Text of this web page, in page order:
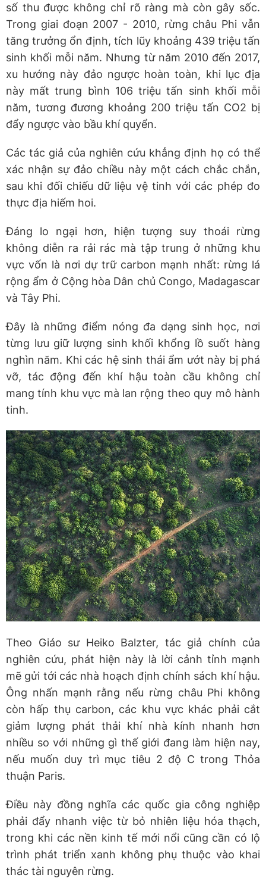
số thu được không chỉ rõ ràng mà còn gây sốc.
Trong giai đoạn 2007 - 2010, rừng châu Phi vẫn
tăng trưởng ổn định, tích lũy khoảng 439 triệu tấn
sinh khối mỗi năm. Nhưng từ năm 2010 đến 2017,
xu hướng này đảo ngược hoàn toàn, khi lục địa
này mất trung bình 106 triệu tấn sinh khối mỗi
năm, tương đương khoảng 200 triệu tấn CO2 bị
đẩy ngược vào bầu khí quyển.
Các tác giả của nghiên cứu khẳng định họ có thể
xác nhận sự đảo chiều này một cách chắc chắn,
sau khi đối chiếu dữ liệu vệ tinh với các phép đo
thực địa hiếm hoi.
Đáng lo ngại hơn, hiện tượng suy thoái rừng
không diễn ra rải rác mà tập trung ở những khu
vực vốn là nơi dự trữ carbon mạnh nhất: rừng lá
rộng ẩm ở Cộng hòa Dân chủ Congo, Madagascar
và Tây Phi.
Đây là những điểm nóng đa dạng sinh học, nơi
từng lưu giữ lượng sinh khối khổng lồ suốt hàng
nghìn năm. Khi các hệ sinh thái ẩm ướt này bị phá
vỡ, tác động đến khí hậu toàn cầu không chỉ
mang tính khu vực mà lan rộng theo quy mô hành
tinh.
Theo Giáo sư Heiko Balzter, tác giả chính của
nghiên cứu, phát hiện này là lời cảnh tỉnh mạnh
mẽ gửi tới các nhà hoạch định chính sách khí hậu.
Ông nhấn mạnh rằng nếu rừng châu Phi không
còn hấp thụ carbon, các khu vực khác phải cắt
giảm lượng phát thải khí nhà kính nhanh hơn
nhiều so với những gì thế giới đang làm hiện nay,
nếu muốn duy trì mục tiêu 2 độ C trong Thỏa
thuận Paris.
Điều này đồng nghĩa các quốc gia công nghiệp
phải đẩy nhanh việc từ bỏ nhiên liệu hóa thạch,
trong khi các nền kinh tế mới nổi cũng cần có lộ
trình phát triển xanh không phụ thuộc vào khai
thác tài nguyên rừng.